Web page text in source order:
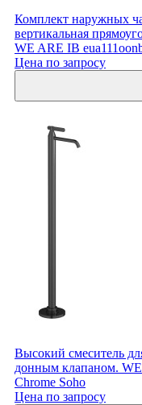
Комплект наружных
вертикальная
WE ARE IB
Цена по запросу
Высокий смеситель
донным клапаном.
Chrome Soho
Цена по запросу